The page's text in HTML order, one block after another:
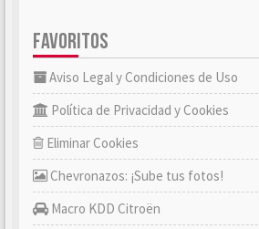
FAVORITOS
Aviso Legal y Condiciones de Uso
Política de Privacidad y Cookies
Eliminar Cookies
Chevronazos: ¡Sube tus fotos!
Macro KDD Citroën